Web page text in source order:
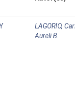
LAGORIO,
Aureli B.